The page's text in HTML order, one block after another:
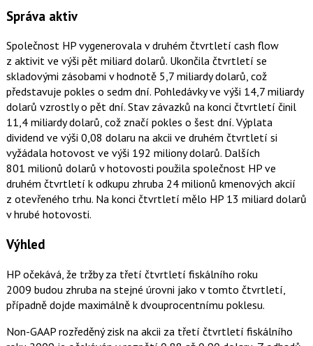
Správa aktiv
Společnost HP vygenerovala v druhém čtvrtletí cash flow
z aktivit ve výši pět miliard dolarů. Ukončila čtvrtletí se
skladovými zásobami v hodnotě 5,7 miliardy dolarů, což
představuje pokles o sedm dní. Pohledávky ve výši 14,7 miliardy
dolarů vzrostly o pět dní. Stav závazků na konci čtvrtletí činil
11,4 miliardy dolarů, což značí pokles o šest dní. Výplata
dividend ve výši 0,08 dolaru na akcii ve druhém čtvrtletí si
vyžádala hotovost ve výši 192 miliony dolarů. Dalších
801 milionů dolarů v hotovosti použila společnost HP ve
druhém čtvrtletí k odkupu zhruba 24 milionů kmenových akcií
z otevřeného trhu. Na konci čtvrtletí mělo HP 13 miliard dolarů
v hrubé hotovosti.
Výhled
HP očekává, že tržby za třetí čtvrtletí fiskálního roku
2009 budou zhruba na stejné úrovni jako v tomto čtvrtletí,
případně dojde maximálně k dvouprocentnímu poklesu.
Non-GAAP rozředěný zisk na akcii za třetí čtvrtletí fiskálního